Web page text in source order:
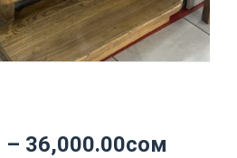
– 36,000.00сом